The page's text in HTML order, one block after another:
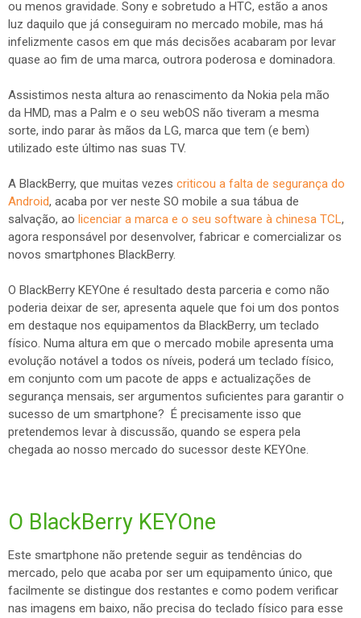
ou menos gravidade. Sony e sobretudo a HTC, estão a anos
luz daquilo que já conseguiram no mercado mobile, mas há
infelizmente casos em que más decisões acabaram por levar
quase ao fim de uma marca, outrora poderosa e dominadora.
Assistimos nesta altura ao renascimento da Nokia pela mão
da HMD, mas a Palm e o seu webOS não tiveram a mesma
sorte, indo parar às mãos da LG, marca que tem (e bem)
utilizado este último nas suas TV.
A BlackBerry, que muitas vezes criticou a falta de segurança do
Android, acaba por ver neste SO mobile a sua tábua de
salvação, ao licenciar a marca e o seu software à chinesa TCL,
agora responsável por desenvolver, fabricar e comercializar os
novos smartphones BlackBerry.
O BlackBerry KEYOne é resultado desta parceria e como não
poderia deixar de ser, apresenta aquele que foi um dos pontos
em destaque nos equipamentos da BlackBerry, um teclado
físico. Numa altura em que o mercado mobile apresenta uma
evolução notável a todos os níveis, poderá um teclado físico,
em conjunto com um pacote de apps e actualizações de
segurança mensais, ser argumentos suficientes para garantir o
sucesso de um smartphone? É precisamente isso que
pretendemos levar à discussão, quando se espera pela
chegada ao nosso mercado do sucessor deste KEYOne.
O BlackBerry KEYOne
Este smartphone não pretende seguir as tendências do
mercado, pelo que acaba por ser um equipamento único, que
facilmente se distingue dos restantes e como podem verificar
nas imagens em baixo, não precisa do teclado físico para esse